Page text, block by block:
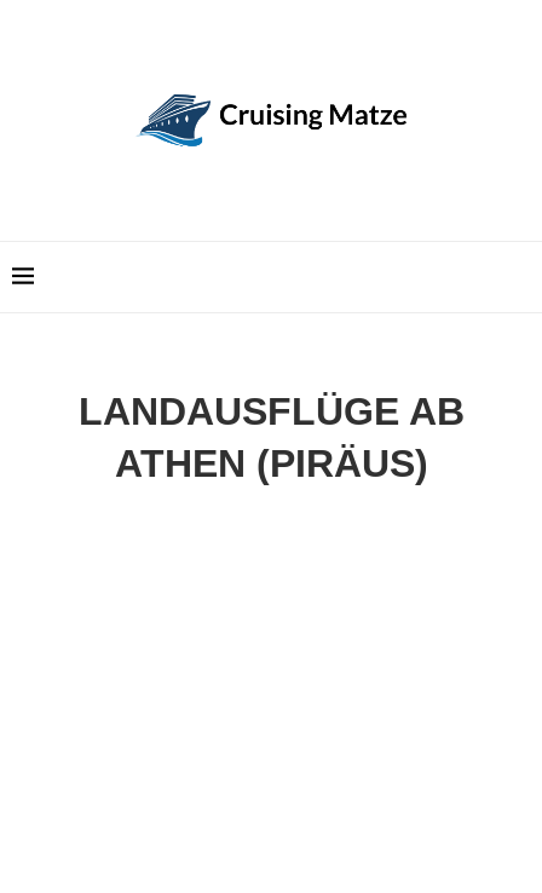
LANDAUSFLÜGE AB
ATHEN (PIRÄUS)